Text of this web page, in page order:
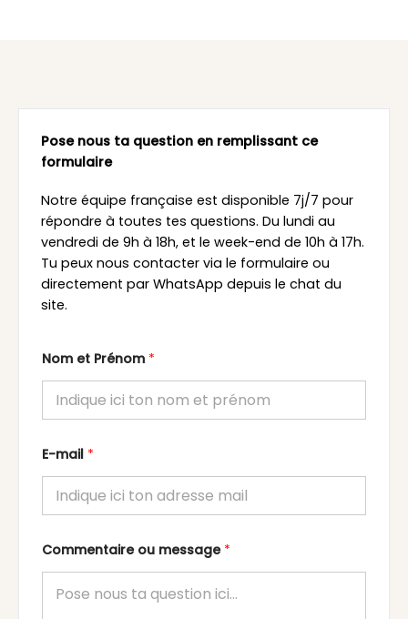
Pose nous ta question en remplissant ce
formulaire
Notre équipe française est disponible 7j/7 pour
répondre à toutes tes questions. Du lundi au
vendredi de 9h à 18h, et le week-end de 10h à 17h.
Tu peux nous contacter via le formulaire ou
directement par WhatsApp depuis le chat du
site.
Nom et Prénom *
E-mail *
Commentaire ou message *